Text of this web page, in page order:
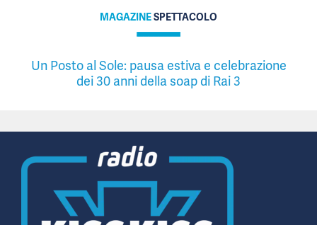
MAGAZINESPETTACOLO
Un Posto al Sole: pausa estiva e celebrazione
dei 30 anni della soap di Rai 3